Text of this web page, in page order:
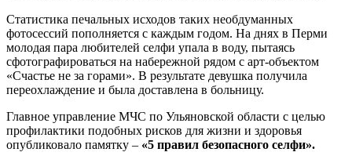
Статистика печальных исходов таких необдуманных
фотосессий пополняется с каждым годом. На днях в Перми
молодая пара любителей селфи упала в воду, пытаясь
сфотографироваться на набережной рядом с арт-объектом
«Счастье не за горами». В результате девушка получила
переохлаждение и была доставлена в больницу.
Главное управление МЧС по Ульяновской области с целью
профилактики подобных рисков для жизни и здоровья
опубликовало памятку – «5 правил безопасного селфи».